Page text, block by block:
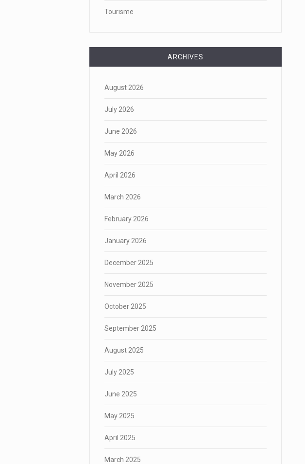
Tourisme
ARCHIVES
August 2026
July 2026
June 2026
May 2026
April 2026
March 2026
February 2026
January 2026
December 2025
November 2025
October 2025
September 2025
August 2025
July 2025
June 2025
May 2025
April 2025
March 2025